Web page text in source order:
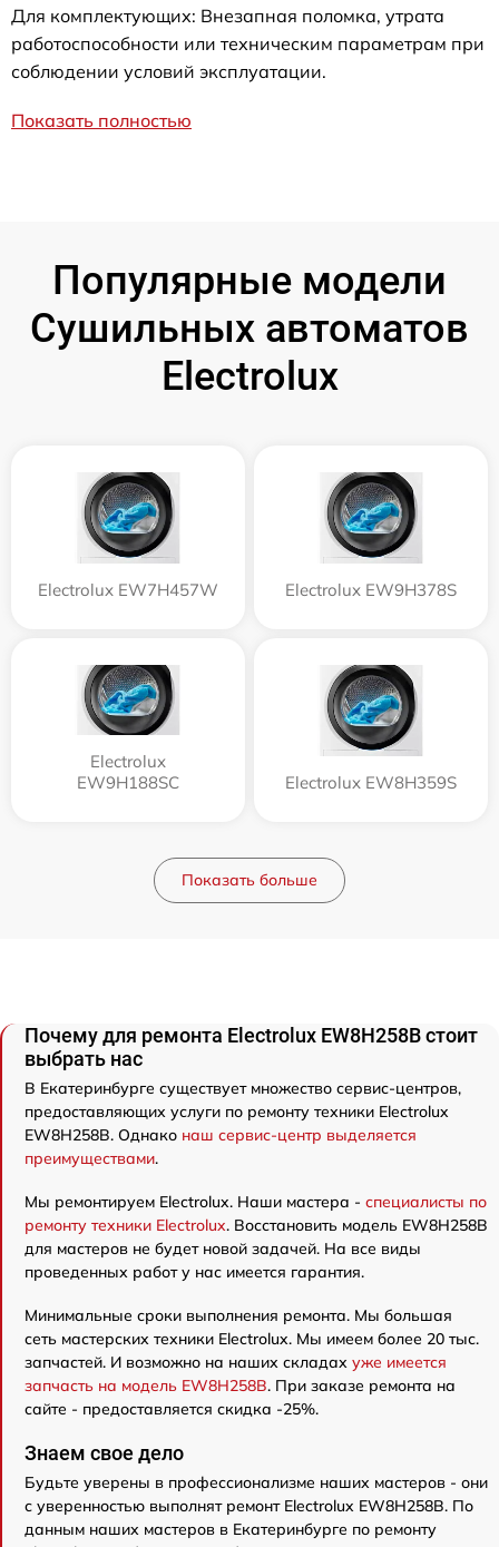
Для комплектующих: Внезапная поломка, утрата
работоспособности или техническим параметрам при
соблюдении условий эксплуатации.
Показать полностью
Популярные модели
Сушильных автоматов
Electrolux
Electrolux EW7H457W Electrolux EW9H378S
Electrolux
EW9H188SC
Electrolux EW8H359S
Показать больше
Почему для ремонта Electrolux EW8H258B стоит
выбрать нас
В Екатеринбурге существует множество сервис-центров,
предоставляющих услуги по ремонту техники Electrolux
EW8H258B. Однако наш сервис-центр выделяется
преимуществами.
Мы ремонтируем Electrolux. Наши мастера - специалисты по
ремонту техники Electrolux. Восстановить модель EW8H258B
для мастеров не будет новой задачей. На все виды
проведенных работ у нас имеется гарантия.
Минимальные сроки выполнения ремонта. Мы большая
сеть мастерских техники Electrolux. Мы имеем более 20 тыс.
запчастей. И возможно на наших складах уже имеется
запчасть на модель EW8H258B. При заказе ремонта на
сайте - предоставляется скидка -25%.
Знаем свое дело
Будьте уверены в профессионализме наших мастеров - они
с уверенностью выполнят ремонт Electrolux EW8H258B. По
данным наших мастеров в Екатеринбурге по ремонту